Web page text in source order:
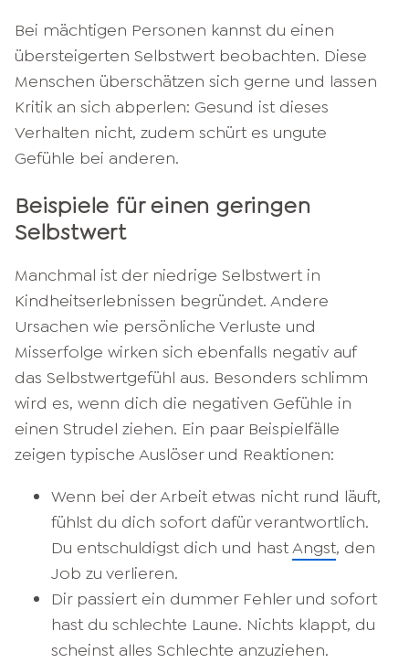
Bei mächtigen Personen kannst du einen
übersteigerten Selbstwert beobachten. Diese
Menschen überschätzen sich gerne und lassen
Kritik an sich abperlen: Gesund ist dieses
Verhalten nicht, zudem schürt es ungute
Gefühle bei anderen.
Beispiele für einen geringen
Selbstwert
Manchmal ist der niedrige Selbstwert in
Kindheitserlebnissen begründet. Andere
Ursachen wie persönliche Verluste und
Misserfolge wirken sich ebenfalls negativ auf
das Selbstwertgefühl aus. Besonders schlimm
wird es, wenn dich die negativen Gefühle in
einen Strudel ziehen. Ein paar Beispielfälle
zeigen typische Auslöser und Reaktionen:
Wenn bei der Arbeit etwas nicht rund läuft,
fühlst du dich sofort dafür verantwortlich.
Du entschuldigst dich und hastAngst, den
Job zu verlieren.
Dir passiert ein dummer Fehler und sofort
hast du schlechte Laune. Nichts klappt, du
scheinst alles Schlechte anzuziehen.